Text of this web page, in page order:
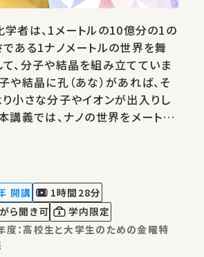
学者は、1メートルの10億分の1の
である1ナノメートルの世界を舞
て、分子や結晶を組み立てていま
や結晶に孔（あな）があれば、そ
り小さな分子やイオンが出入りし
本講義では、ナノの世界をメートル
めの金曜特別講座 ★あなたの
が、ほかの誰かの学…
開講
1時間28分
ら聞き可
学内限定
度：高校生と大学生のための金曜特